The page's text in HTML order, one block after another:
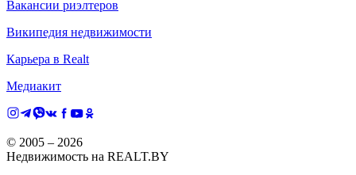
Вакансии риэлтеров
Википедия недвижимости
Карьера в Realt
Медиакит
© 2005 – 2026
Недвижимость на REALT.BY